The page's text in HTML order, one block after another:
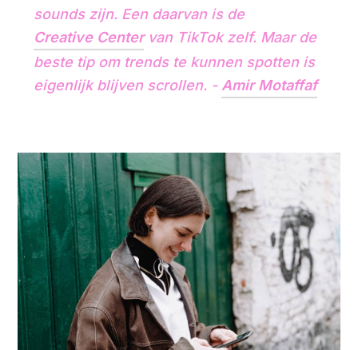
sounds zijn. Een daarvan is de
Creative Centervan TikTok zelf. Maar de
beste tip om trends te kunnen spotten is
eigenlijk blijven scrollen. - Amir Motaffaf